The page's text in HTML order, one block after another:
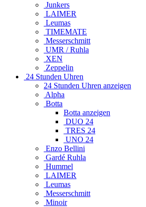
Junkers
LAIMER
Leumas
TIMEMATE
Messerschmitt
UMR / Ruhla
XEN
Zeppelin
24 Stunden Uhren
24 Stunden Uhren anzeigen
Alpha
Botta
Botta anzeigen
DUO 24
TRES 24
UNO 24
Enzo Bellini
Gardé Ruhla
Hummel
LAIMER
Leumas
Messerschmitt
Minoir